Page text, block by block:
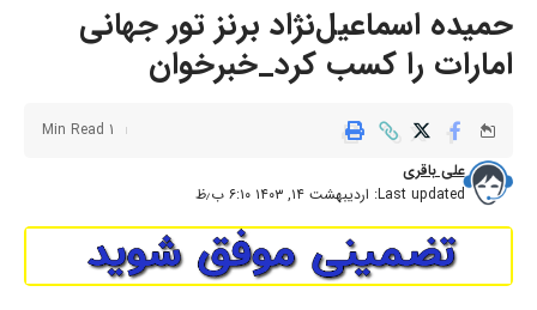
حمیده اسماعیل‌نژاد برنز تور جهانی
امارات را کسب کرد_خبرخوان
Last updated: اردیبهشت ۱۴, ۱۴۰۳ ۶:۱۰ ب٫ظ
علی باقری
1 Min Read